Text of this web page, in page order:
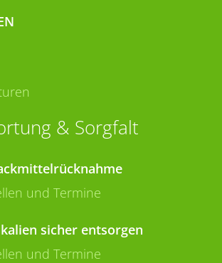
& Sorgfalt
und Termine
sicher entsorgen
und Termine